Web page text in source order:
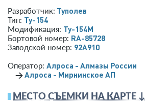
Разработчик: Туполев
Тип: Ту-154
Модификация: Ту-154М
Бортовой номер: RA-85728
Заводской номер: 92A910
Оператор: Алроса - Алмазы России
→Алроса - Мирнинское АП
МЕСТО СЪЕМКИ НА КАРТЕ ↓